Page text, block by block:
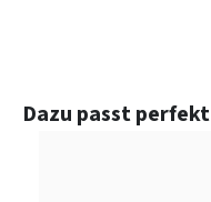
Produktgalerie überspringen
Dazu passt perfekt